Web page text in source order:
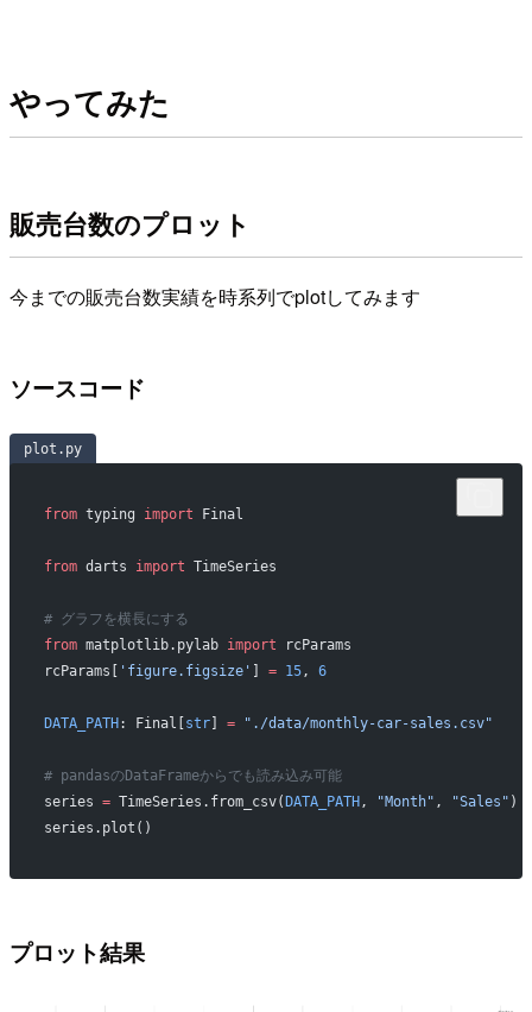
やってみた
販売台数のプロット
今までの販売台数実績を時系列でplotしてみます
ソースコード
plot.py
from typing import Final
from darts import TimeSeries
# グラフを横長にする
from matplotlib.pylab import rcParams
rcParams[ 'figure.figsize' ] = 15, 6
DATA_PATH: Final[str] = "./data/monthly-car-sales.csv"
# pandasのDataFrameからでも読み込み可能
series = TimeSeries.from_csv(DATA_PATH, "Month" , "Sales" )
series.plot()
プロット結果